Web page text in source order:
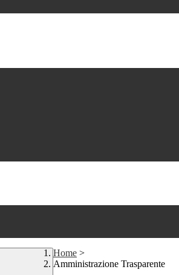
Home >
Amministrazione Trasparente